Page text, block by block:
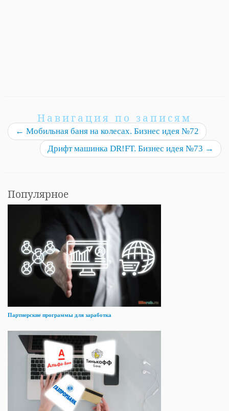
Навигация по записям
← Мобильная баня на колесах. Бизнес идея №72
Дрифт машинка DR!FT. Бизнес идея №73 →
Популярное
Партнерские программы для заработка